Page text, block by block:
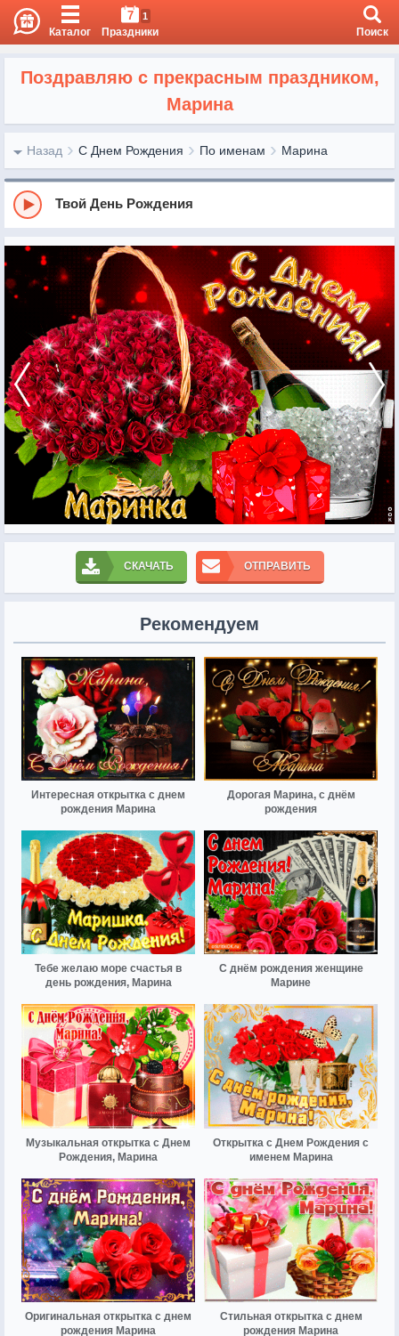
Каталог
7 1
Праздники Поиск
Поздравляю с прекрасным праздником,
Марина
Назад С Днем Рождения По именам Марина
Твой День Рождения
СКАЧАТЬ ОТПРАВИТЬ
Рекомендуем
Интересная открытка с днем
рождения Марина
Дорогая Марина, с днём
рождения
Тебе желаю море счастья в
день рождения, Марина
С днём рождения женщине
Марине
Музыкальная открытка с Днем
Рождения, Марина
Открытка с Днем Рождения с
именем Марина
Оригинальная открытка с днем
рождения Марина
Стильная открытка с днем
рождения Марина